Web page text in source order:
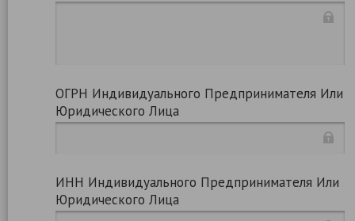
ОГРН Индивидуального Предпринимателя Или
Юридического Лица
ИНН Индивидуального Предпринимателя Или
Юридического Лица